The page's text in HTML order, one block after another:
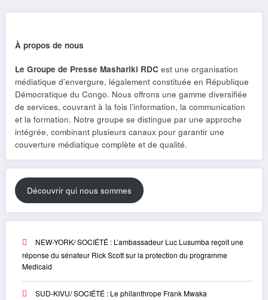
À propos de nous
Le Groupe de Presse Mashariki RDC est une organisation
médiatique d’envergure, légalement constituée en République
Démocratique du Congo. Nous offrons une gamme diversifiée
de services, couvrant à la fois l’information, la communication
et la formation. Notre groupe se distingue par une approche
intégrée, combinant plusieurs canaux pour garantir une
couverture médiatique complète et de qualité.
Découvrir qui nous sommes
NEW-YORK/ SOCIÉTÉ : L’ambassadeur Luc Lusumba reçoit une
réponse du sénateur Rick Scott sur la protection du programme
Medicaid
SUD-KIVU/ SOCIÉTÉ : Le philanthrope Frank Mwaka